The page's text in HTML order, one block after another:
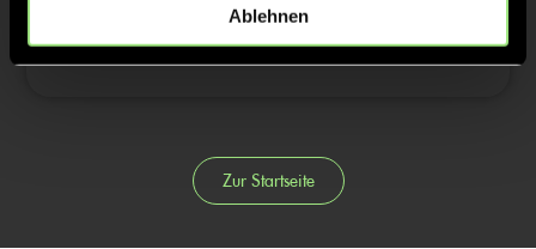
Ablehnen
Zur Startseite